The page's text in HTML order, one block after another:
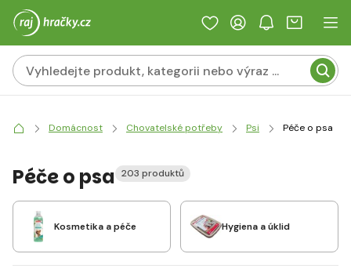
Domácnost Chovatelské potřeby Psi Péče o psa
Péče o psa 203 produktů
Kosmetika a péče Hygiena a úklid